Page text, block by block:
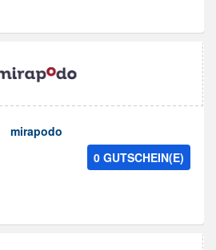
mirapodo
0 GUTSCHEIN(E)